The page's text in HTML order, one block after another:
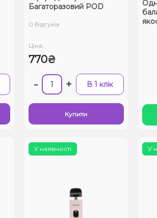
Багаторазовий POD
0 Відгуків
Ціна:
770₴
- + В 1 клік
Купити
У наявності У